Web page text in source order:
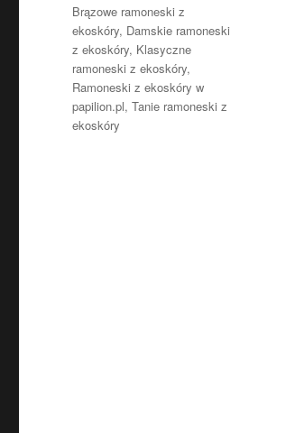
Tagi
Brązowe ramoneski z
ekoskóry, Damskie ramoneski
z ekoskóry, Klasyczne
ramoneski z ekoskóry,
Ramoneski z ekoskóry w
papilion.pl,Tanie ramoneski z
ekoskóry